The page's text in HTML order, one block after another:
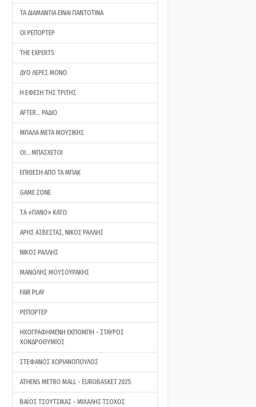
ΤΑ ΔΙΑΜΑΝΤΙΑ ΕΙΝΑΙ ΠΑΝΤΟΤΙΝΑ
ΟΙ ΡΕΠΟΡΤΕΡ
THE EXPERTS
ΔΥΟ ΛΕΡΕΣ ΜΟΝΟ
Η ΕΦΕΣΗ ΤΗΣ ΤΡΙΤΗΣ
AFTER… ΡΑΔΙΟ
ΜΠΑΛΑ ΜΕΤΑ ΜΟΥΣΙΚΗΣ
ΟΙ… ΜΠΑΣΧΕΤΟΙ
ΕΠΙΘΕΣΗ ΑΠΟ ΤΑ ΜΠΑΚ
GAME ZONE
ΤA «ΠΑΝΟ» ΚΑΤΩ
ΑΡΗΣ ΑΣΒΕΣΤΑΣ, ΝΙΚΟΣ ΡΑΛΛΗΣ
ΝΙΚΟΣ ΡΑΛΛΗΣ
ΜΑΝΩΛΗΣ ΜΟΥΣΟΥΡΑΚΗΣ
FAIR PLAY
ΡΕΠΟΡΤΕΡ
ΗΧΟΓΡΑΦΗΜΕΝΗ ΕΚΠΟΜΠΗ - ΣΤΑΥΡΟΣ
ΧΟΝΔΡΟΘΥΜΙΟΣ
ΣΤΕΦΑΝΟΣ ΧΩΡΙΑΝΟΠΟΥΛΟΣ
ATHENS METRO MALL - EUROBASKET 2025
ΒΑΪΟΣ ΤΣΟΥΤΣΙΚΑΣ - ΜΙΧΑΛΗΣ ΤΣΟΧΟΣ